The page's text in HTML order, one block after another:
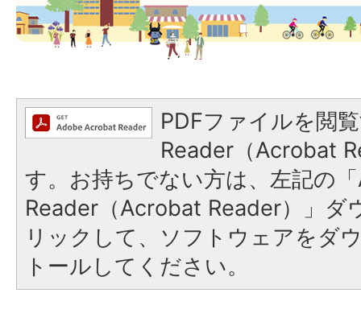
PDFファイルを閲
Reader（Acrobat
す。お持ちでない方は、左記の
Reader（Acrobat Reader）」ダ
リックして、ソフトウェアをダ
トールしてください。